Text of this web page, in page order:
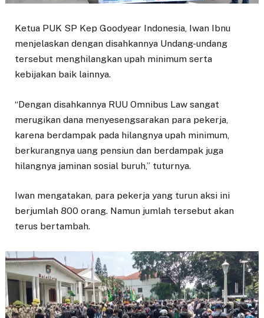
Ketua PUK SP Kep Goodyear Indonesia, Iwan Ibnu
menjelaskan dengan disahkannya Undang-undang
tersebut menghilangkan upah minimum serta
kebijakan baik lainnya.
“Dengan disahkannya RUU Omnibus Law sangat
merugikan dana menyesengsarakan para pekerja,
karena berdampak pada hilangnya upah minimum,
berkurangnya uang pensiun dan berdampak juga
hilangnya jaminan sosial buruh,” tuturnya.
Iwan mengatakan, para pekerja yang turun aksi ini
berjumlah 800 orang. Namun jumlah tersebut akan
terus bertambah.